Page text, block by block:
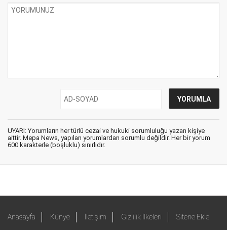
UYARI: Yorumların her türlü cezai ve hukuki sorumluluğu yazan kişiye
aittir. Mepa News, yapılan yorumlardan sorumlu değildir. Her bir yorum
600 karakterle (boşluklu) sınırlıdır.
Anasayfa Künye İletişim Gizlilik İlkeleri Sitene Ekle